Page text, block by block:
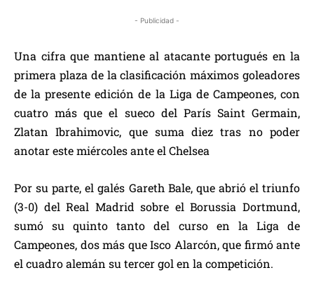
- Publicidad -
Una cifra que mantiene al atacante portugués en la
primera plaza de la clasificación máximos goleadores
de la presente edición de la Liga de Campeones, con
cuatro más que el sueco del París Saint Germain,
Zlatan Ibrahimovic, que suma diez tras no poder
anotar este miércoles ante el Chelsea
Por su parte, el galés Gareth Bale, que abrió el triunfo
(3-0) del Real Madrid sobre el Borussia Dortmund,
sumó su quinto tanto del curso en la Liga de
Campeones, dos más que Isco Alarcón, que firmó ante
el cuadro alemán su tercer gol en la competición.